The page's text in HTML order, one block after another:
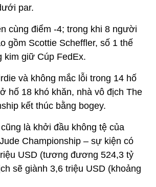
par.
cùng điểm -4; trong khi 8 người
gồm Scottie Scheffler, số 1 thế
giữ Cúp FedEx.
và không mắc lỗi trong 14 hố
hố 18 khó khăn, nhà vô địch The
kết thúc bằng bogey.
là khởi đầu không tệ của
Championship – sự kiện có
USD (tương đương 524,3 tỷ
sẽ giành 3,6 triệu USD (khoảng